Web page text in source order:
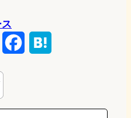
e
e